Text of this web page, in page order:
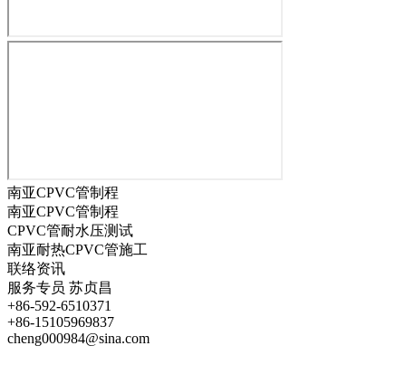
南亚CPVC管制程
南亚CPVC管制程
CPVC管耐水压测试
南亚耐热CPVC管施工
联络资讯
服务专员 苏贞昌
+86-592-6510371
+86-15105969837
cheng000984@sina.com